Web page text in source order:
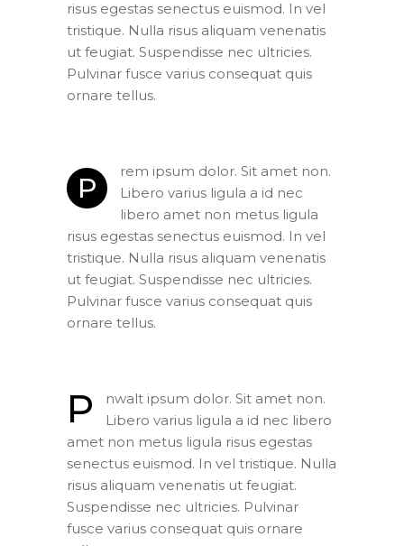
risus egestas senectus euismod. In vel
tristique. Nulla risus aliquam venenatis
ut feugiat. Suspendisse nec ultricies.
Pulvinar fusce varius consequat quis
ornare tellus.
P
rem ipsum dolor. Sit amet non.
Libero varius ligula a id nec
libero amet non metus ligula
risus egestas senectus euismod. In vel
tristique. Nulla risus aliquam venenatis
ut feugiat. Suspendisse nec ultricies.
Pulvinar fusce varius consequat quis
ornare tellus.
P
nwalt ipsum dolor. Sit amet non.
Libero varius ligula a id nec libero
amet non metus ligula risus egestas
senectus euismod. In vel tristique. Nulla
risus aliquam venenatis ut feugiat.
Suspendisse nec ultricies. Pulvinar
fusce varius consequat quis ornare